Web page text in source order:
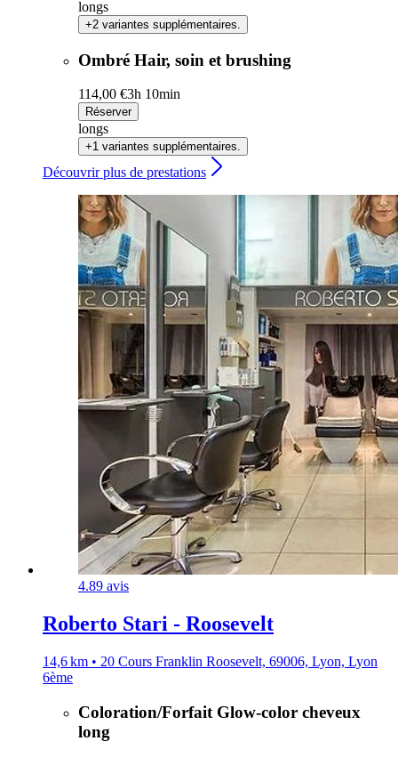
longs
+2 variantes supplémentaires.
Ombré Hair, soin et brushing
114,00 €3h 10min
Réserver
longs
+1 variantes supplémentaires.
Découvrir plus de prestations
4.89 avis
Roberto Stari - Roosevelt
14,6 km • 20 Cours Franklin Roosevelt, 69006, Lyon, Lyon
6ème
Coloration/Forfait Glow-color cheveux
long